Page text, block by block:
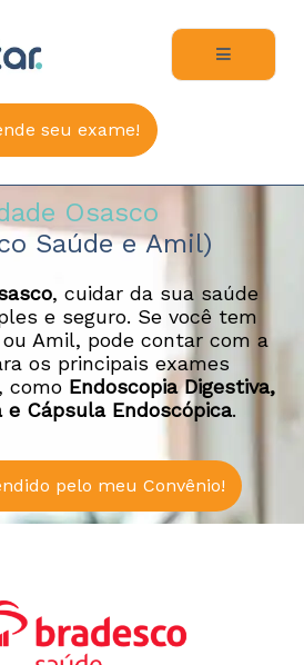
seu exame!
Osasco
Saúde e Amil)
, cuidar da sua saúde
e seguro. Se você tem
ou Amil, pode contar com a
os principais exames
como Endoscopia Digestiva,
e Cápsula Endoscópica.
pelo meu Convênio!